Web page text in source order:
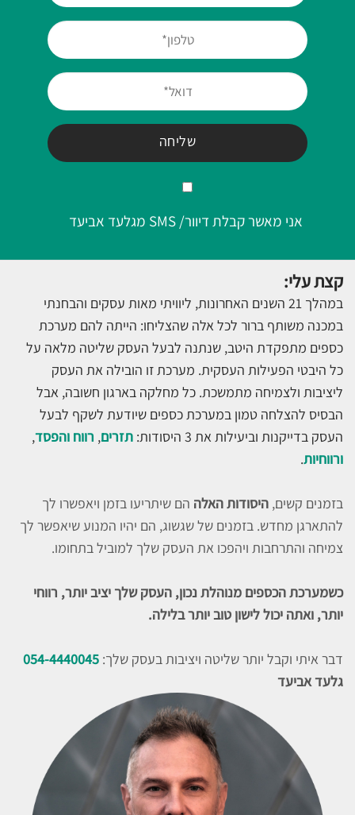
אני מאשר קבלת דיוור/ SMS מגלעד אביעד
קצת עלי:
במהלך 21 השנים האחרונות, ליוויתי מאות עסקים והבחנתי
במכנה משותף ברור לכל אלה שהצליחו: הייתה להם מערכת
כספים מתפקדת היטב, שנתנה לבעל העסק שליטה מלאה על
כל היבטי הפעילות העסקית. מערכת זו הובילה את העסק
ליציבות ולצמיחה מתמשכת. כל מחלקה בארגון חשובה, אבל
הבסיס להצלחה טמון במערכת כספים שיודעת לשקף לבעל
העסק בדייקנות וביעילות את 3 היסודות:
תזרים, רווח והפסד,
ורווחיות.
בזמנים קשים, היסודות האלה הם שיתריעו בזמן ויאפשרו לך
להתארגן מחדש. בזמנים של שגשוג, הם יהיו המנוע שיאפשר לך
צמיחה והתרחבות ויהפכו את העסק שלך למוביל בתחומו.
כשמערכת הכספים מנוהלת נכון, העסק שלך יציב יותר, רווחי
יותר, ואתה יכול לישון טוב יותר בלילה.
דבר איתי וקבל יותר שליטה ויציבות בעסק שלך: 054-4440045
גלעד אביעד